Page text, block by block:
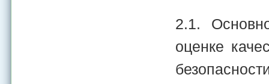
2.1.
оценке